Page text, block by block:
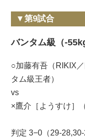
▼第9試合
バンタム級（-
○加藤有吾（RIKIX
タム級王者）
vs
×鷹介［ようすけ］
判定 3−0（29-28,30-